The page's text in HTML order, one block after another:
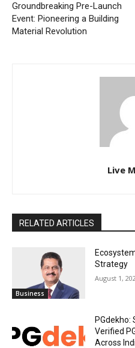
Groundbreaking Pre-Launch
Event: Pioneering a Building
Material Revolution
Live
RELATED ARTICLES
Business
Strategy
August 1,
Verified
Across